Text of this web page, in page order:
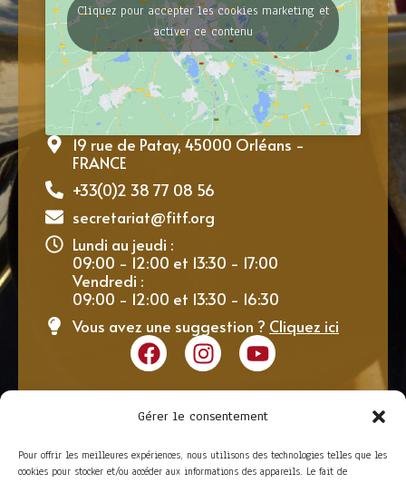
Gérer le consentement
Pour offrir les meilleures expériences, nous utilisons des technologies telles que les
cookies pour stocker et/ou accéder aux informations des appareils. Le fait de
Cliquez pour accepter les cookies marketing et
activer ce contenu
19 rue de Patay, 45000 Orléans -
FRANCE
+33(0)2 38 77 08 56
secretariat@fitf.org
Lundi au jeudi :
09:00 - 12:00 et 13:30 - 17:00
Vendredi :
09:00 - 12:00 et 13:30 - 16:30
Vous avez une suggestion ? Cliquez ici